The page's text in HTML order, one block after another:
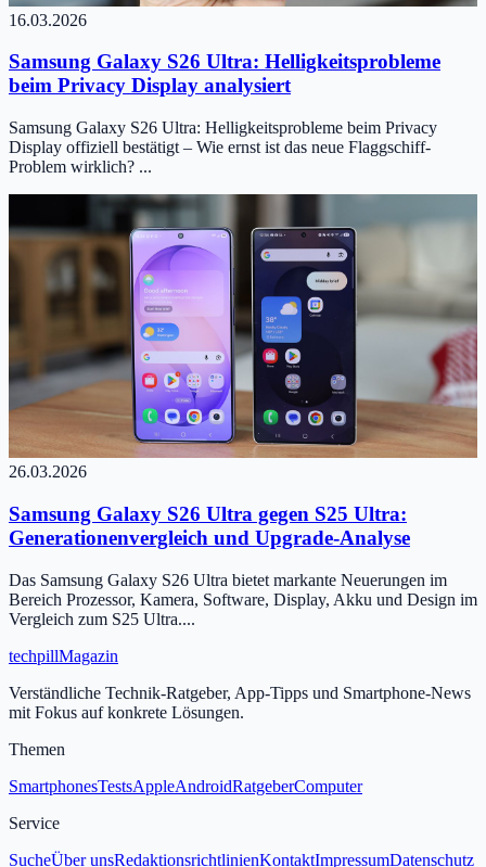
16.03.2026
Samsung Galaxy S26 Ultra: Helligkeitsprobleme
beim Privacy Display analysiert
Samsung Galaxy S26 Ultra: Helligkeitsprobleme beim Privacy
Display offiziell bestätigt – Wie ernst ist das neue Flaggschiff-
Problem wirklich? ...
26.03.2026
Samsung Galaxy S26 Ultra gegen S25 Ultra:
Generationenvergleich und Upgrade-Analyse
Das Samsung Galaxy S26 Ultra bietet markante Neuerungen im
Bereich Prozessor, Kamera, Software, Display, Akku und Design im
Vergleich zum S25 Ultra....
techpillMagazin
Verständliche Technik-Ratgeber, App-Tipps und Smartphone-News
mit Fokus auf konkrete Lösungen.
Themen
SmartphonesTestsAppleAndroidRatgeberComputer
Service
SucheÜber unsRedaktionsrichtlinienKontaktImpressumDatenschutz